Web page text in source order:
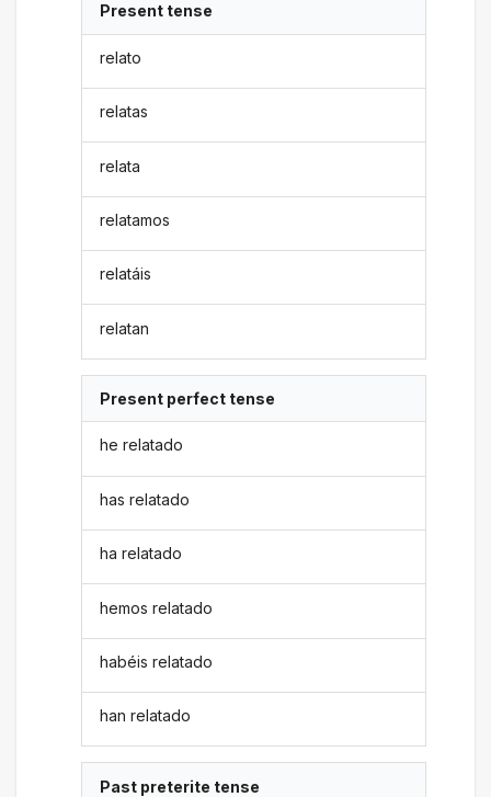
Present tense
relato
relatas
relata
relatamos
relatáis
relatan
Present perfect tense
he relatado
has relatado
ha relatado
hemos relatado
habéis relatado
han relatado
Past preterite tense